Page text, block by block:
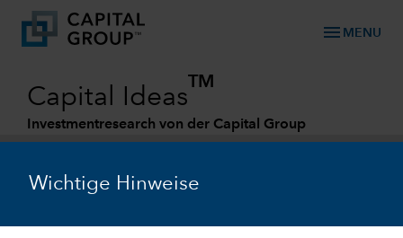
Wichtige Hinweise
menu MENU
Capital Ideas
TM
Investmentresearch von der Capital Group